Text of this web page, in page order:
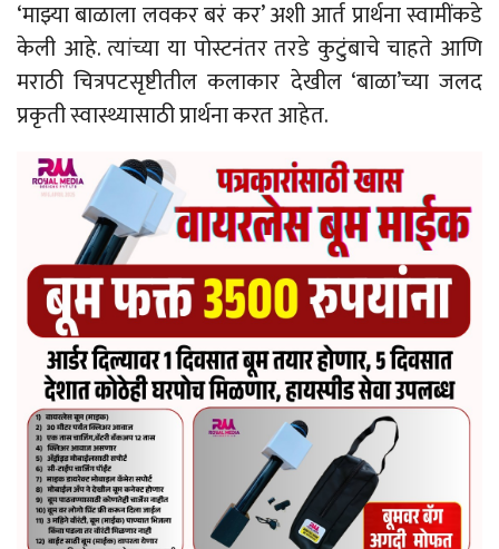
‘माझ्या बाळाला लवकर बरं कर’ अशी आर्त प्रार्थना स्वामींकडे
केली आहे. त्यांच्या या पोस्टनंतर तरडे कुटुंबाचे चाहते आणि
मराठी चित्रपटसृष्टीतील कलाकार देखील ‘बाळा’च्या जलद
प्रकृती स्वास्थ्यासाठी प्रार्थना करत आहेत.